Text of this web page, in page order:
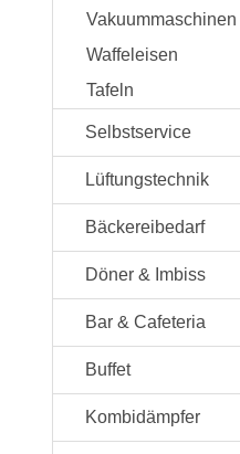
Vakuummaschinen
Waffeleisen
Tafeln
Selbstservice
Lüftungstechnik
Bäckereibedarf
Döner & Imbiss
Bar & Cafeteria
Buffet
Kombidämpfer